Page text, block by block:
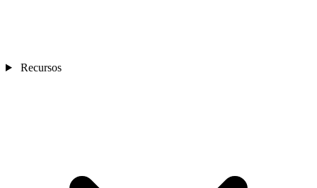
Recursos